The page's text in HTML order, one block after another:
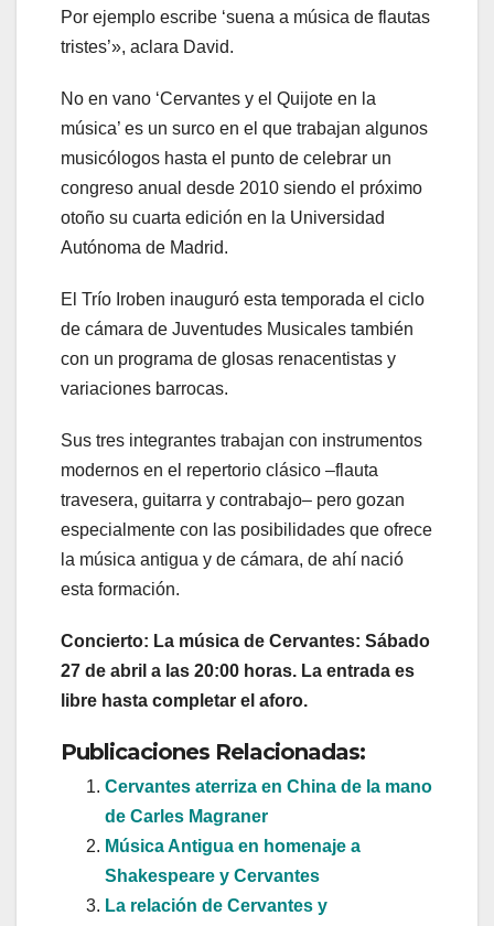
Por ejemplo escribe ‘suena a música de flautas
tristes’», aclara David.
No en vano ‘Cervantes y el Quijote en la
música’ es un surco en el que trabajan algunos
musicólogos hasta el punto de celebrar un
congreso anual desde 2010 siendo el próximo
otoño su cuarta edición en la Universidad
Autónoma de Madrid.
El Trío Iroben inauguró esta temporada el ciclo
de cámara de Juventudes Musicales también
con un programa de glosas renacentistas y
variaciones barrocas.
Sus tres integrantes trabajan con instrumentos
modernos en el repertorio clásico –flauta
travesera, guitarra y contrabajo– pero gozan
especialmente con las posibilidades que ofrece
la música antigua y de cámara, de ahí nació
esta formación.
Concierto: La música de Cervantes: Sábado
27 de abril a las 20:00 horas. La entrada es
libre hasta completar el aforo.
Publicaciones Relacionadas:
Cervantes aterriza en China de la mano
de Carles Magraner
Música Antigua en homenaje a
Shakespeare y Cervantes
La relación de Cervantes y